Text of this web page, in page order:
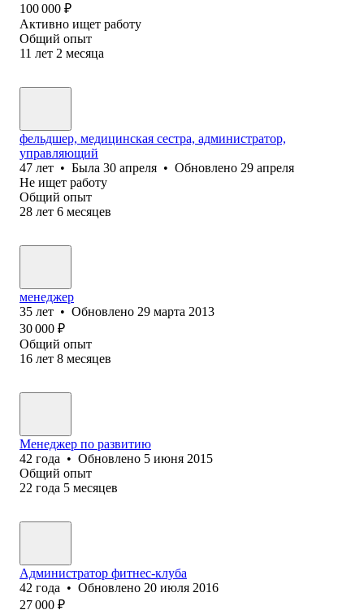
100 000 ₽
Активно ищет работу
Общий опыт
11 лет 2 месяца
фельдшер, медицинская сестра, администратор,
управляющий
47 лет • Была 30 апреля • Обновлено 29 апреля
Не ищет работу
Общий опыт
28 лет 6 месяцев
менеджер
35 лет • Обновлено 29 марта 2013
30 000 ₽
Общий опыт
16 лет 8 месяцев
Менеджер по развитию
42 года • Обновлено 5 июня 2015
Общий опыт
22 года 5 месяцев
Администратор фитнес-клуба
42 года • Обновлено 20 июля 2016
27 000 ₽